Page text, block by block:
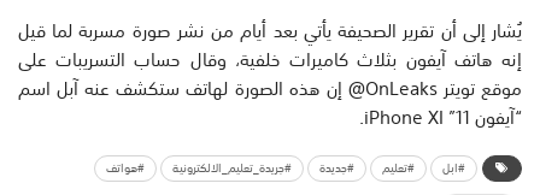
يُشار إلى أن تقرير الصحيفة يأتي بعد أيام من نشر صورة مسربة لما قيل
إنه هاتف آيفون بثلاث كاميرات خلفية، وقال حساب التسريبات على
موقع تويتر OnLeaks@ إن هذه الصورة لهاتف ستكشف عنه آبل اسم
“آيفون 11” iPhone XI.
#ابل #تعليم #جديدة #جريدة_تعليم_الالكترونية #هواتف